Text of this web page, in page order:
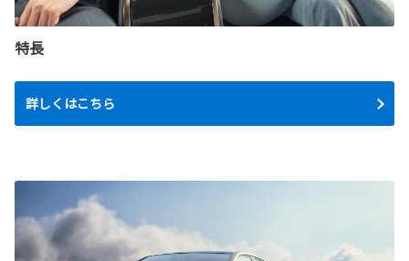
特長
詳しくはこちら